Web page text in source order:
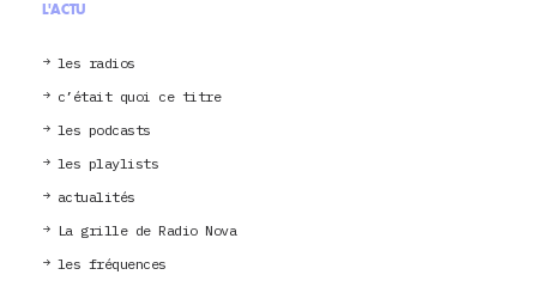
L'ACTU
les radios
c’était quoi ce titre
les podcasts
les playlists
actualités
La grille de Radio Nova
les fréquences